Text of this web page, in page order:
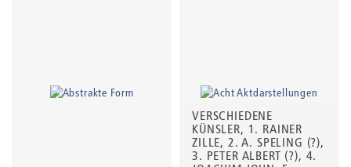
VERSCHIEDENE
KÜNSLER, 1. RAINER
ZILLE, 2. A. SPELING (?),
3. PETER ALBERT (?), 4.